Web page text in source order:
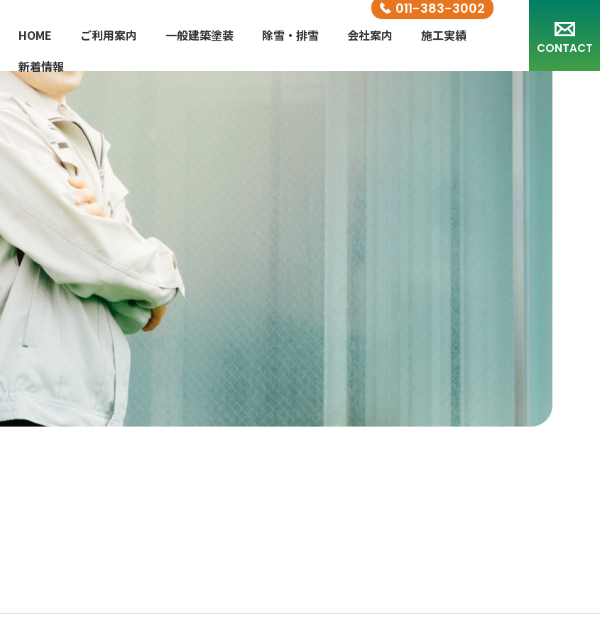
011-383-3002
HOME ご利用案内 一般建築塗装 除雪・排雪 会社案内
施工実績
新着情報
CONTACT